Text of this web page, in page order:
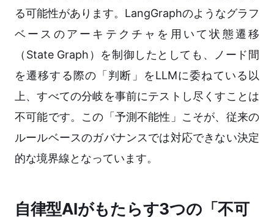
る可能性があります。LangGraphのようなグラフ
ベースのアーキテクチャを用いて状態遷移
（State Graph）を制御したとしても、ノード間
を遷移する際の「判断」をLLMに委ねている以
上、すべての分岐を事前にテストし尽くすことは
不可能です。この「予測不能性」こそが、従来の
ルールベースのガバナンスでは対応できない決定
的な境界線となっています。
自律型AIがもたらす3つの「不可